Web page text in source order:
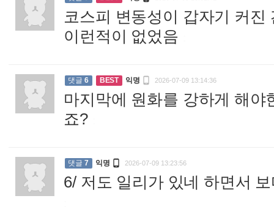
코스피 변동성이 갑자기 커
이런적이 없었음
댓글 6 BEST 익명  2026-07-09 13:14:36
마지막에 원화를 강하게 해
죠?
댓글 7 익명  2026-07-09 13:23:56
6/ 저도 일리가 있네 하면서